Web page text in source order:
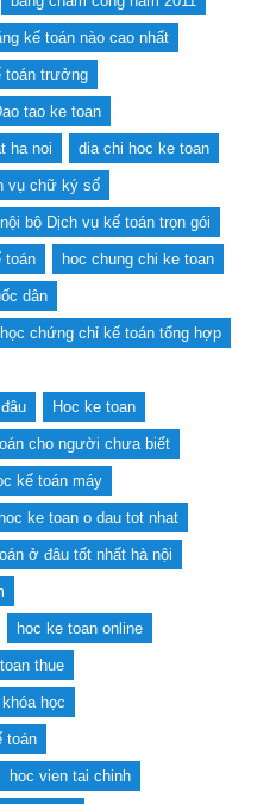
kế toán nào cao nhất
toán trưởng
tao ke toan
ha noi dia chi hoc ke toan
vụ chữ ký số
bộ Dịch vụ kế toán trọn gói
toán hoc chung chi ke toan
dân
học chứng chỉ kế toán tổng hợp
Hoc ke toan
cho người chưa biết
kế toán máy
hoc ke toan o dau tot nhat
ở đâu tốt nhất hà nội
hoc ke toan online
thue
học
toán
hoc vien tai chinh